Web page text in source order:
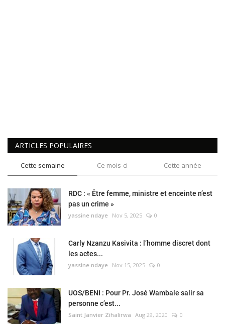
ARTICLES POPULAIRES
Cette semaine Ce mois-ci Cette année
RDC : « Être femme, ministre et enceinte n’est
pas un crime »
yassine ndaye Nov 5, 2025 0
Carly Nzanzu Kasivita : l’homme discret dont
les actes...
yassine ndaye Nov 15, 2025 0
UOS/BENI : Pour Pr. José Wambale salir sa
personne c’est...
Saint Janvier Zihalirwa Aug 29, 2020 0